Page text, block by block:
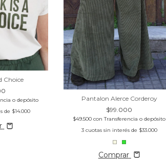
Choice
o depósito
de $14.000
Pantalon Alerce Corderoy
$99.000
$49.500con Transferencia o depósito
3 cuotas sin interés de $33.000
Comprar